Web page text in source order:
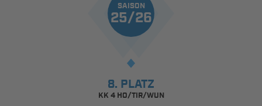
SAISON
25/26
8. PLATZ
KK 4 HO/TIR/WUN